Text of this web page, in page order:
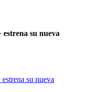
su nueva